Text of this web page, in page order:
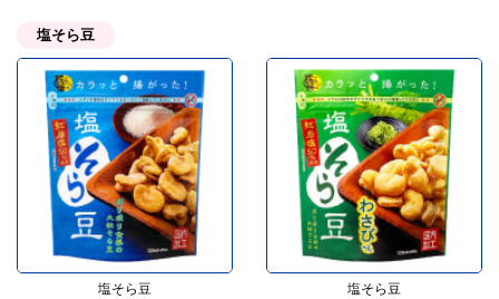
塩そら豆
塩そら豆
塩そら豆